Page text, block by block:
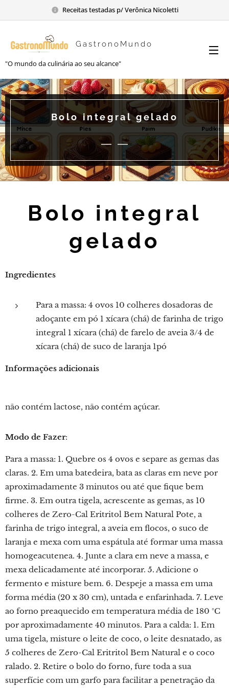
Receitas testadas p/ Verônica Nicoletti
GastronoMundo
"O mundo da culinária ao seu alcance"
Bolo integral gelado
Bolo integral
gelado
Ingredientes
Para a massa: 4 ovos 10 colheres dosadoras de
adoçante em pó 1 xícara (chá) de farinha de trigo
integral 1 xícara (chá) de farelo de aveia 3/4 de
xícara (chá) de suco de laranja 1pó
Informações adicionais
não contém lactose, não contém açúcar.
Modo de Fazer:
Para a massa: 1. Quebre os 4 ovos e separe as gemas das
claras. 2. Em uma batedeira, bata as claras em neve por
aproximadamente 3 minutos ou até que fique bem
firme. 3. Em outra tigela, acrescente as gemas, as 10
colheres de Zero-Cal Eritritol Bem Natural Pote, a
farinha de trigo integral, a aveia em flocos, o suco de
laranja e mexa com uma espátula até formar uma massa
homogeacutenea. 4. Junte a clara em neve a massa, e
mexa delicadamente até incorporar. 5. Adicione o
fermento e misture bem. 6. Despeje a massa em uma
forma média (20 x 30 cm), untada e enfarinhada. 7. Leve
ao forno preaquecido em temperatura média de 180 °C
por aproximadamente 40 minutos. Para a calda: 1. Em
uma tigela, misture o leite de coco, o leite desnatado, as
5 colheres de Zero-Cal Eritritol Bem Natural e o coco
ralado. 2. Retire o bolo do forno, fure toda a sua
superfície com um garfo para facilitar a penetração da